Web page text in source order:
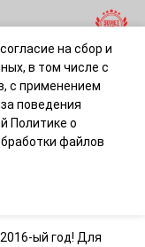
ый год! Для
на сбор и
в том числе с
с применением
поведения
Политике о
файлов